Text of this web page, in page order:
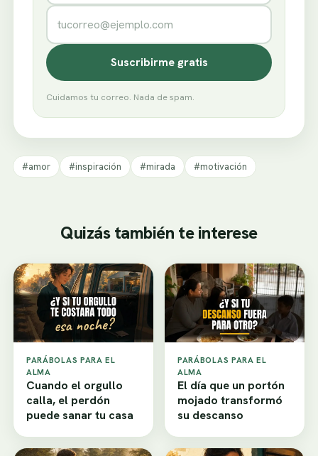
Correo electrónico
Suscribirme gratis
Cuidamos tu correo. Nada de spam.
#amor #inspiración #mirada #motivación
Quizás también te interese
PARÁBOLAS PARA EL
ALMA
Cuando el orgullo
calla, el perdón
puede sanar tu casa
PARÁBOLAS PARA EL
ALMA
El día que un portón
mojado transformó
su descanso